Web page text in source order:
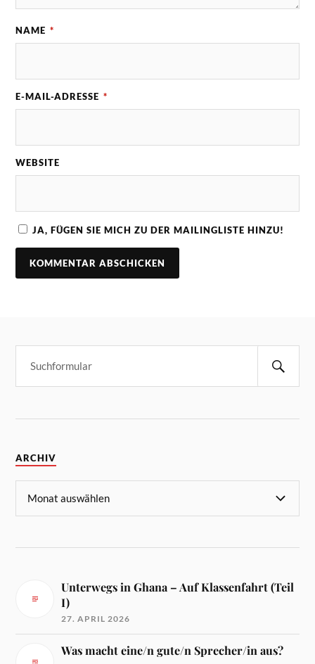
NAME *
E-MAIL-ADRESSE *
WEBSITE
JA, FÜGEN SIE MICH ZU DER MAILINGLISTE HINZU!
ARCHIV
Unterwegs in Ghana – Auf Klassenfahrt (Teil
I)
27. APRIL 2026
Was macht eine/n gute/n Sprecher/in aus?